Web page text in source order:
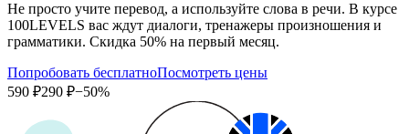
Не просто учите перевод, а используйте слова в речи. В курсе
100LEVELS вас ждут диалоги, тренажеры произношения и
грамматики. Скидка 50% на первый месяц.
Попробовать бесплатноПосмотреть цены
590 ₽290 ₽−50%